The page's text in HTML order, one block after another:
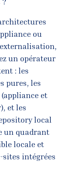
ou
un opérateur
: les
pures, les
et
et les
local
un quadrant
locale et
intégrées